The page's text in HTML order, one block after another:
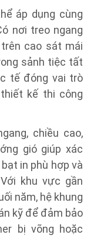
áp dụng cùng
nơi treo ngang
cao sát mái
sảnh tiệc tất
tế đóng vai trò
kế thi công
chiều cao,
gió giúp xác
in phù hợp và
khu vực gần
năm, hệ khung
kỹ để đảm bảo
bị võng hoặc